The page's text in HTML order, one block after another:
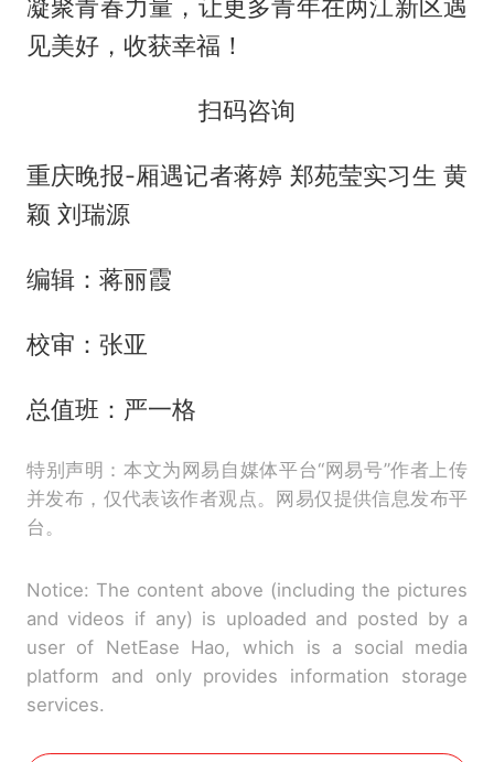
凝聚青春力量，让更多青年在两江新区遇
见美好，收获幸福！
扫码咨询
重庆晚报-厢遇记者蒋婷 郑苑莹实习生 黄
颖 刘瑞源
编辑：蒋丽霞
校审：张亚
总值班：严一格
特别声明：本文为网易自媒体平台“网易号”作者上传
并发布，仅代表该作者观点。网易仅提供信息发布平
台。
Notice: The content above (including the pictures
and videos if any) is uploaded and posted by a
user of NetEase Hao, which is a social media
platform and only provides information storage
services.